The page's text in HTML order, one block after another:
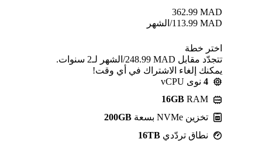
MAD
362.99
MAD
113.99/الشهر
اختر خطة
تتجدّد مقابل MAD ⁦248.99⁩/الشهر لـ2 سنوات.
يمكنك إلغاء الاشتراك في أي وقت!
4 نوى vCPU
16GB RAM
تخزين NVMe بسعة
200GB
نطاق تردّدي 16TB